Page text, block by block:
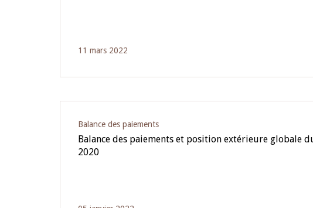
11 mars 2022
Balance des paiements
Balance des paiements et position extérieure globale
2020